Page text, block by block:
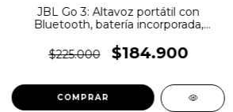
JBL Go 3: Altavoz portátil con
Bluetooth, batería incorporada,
polvo - blanco
$225.000 $184.900